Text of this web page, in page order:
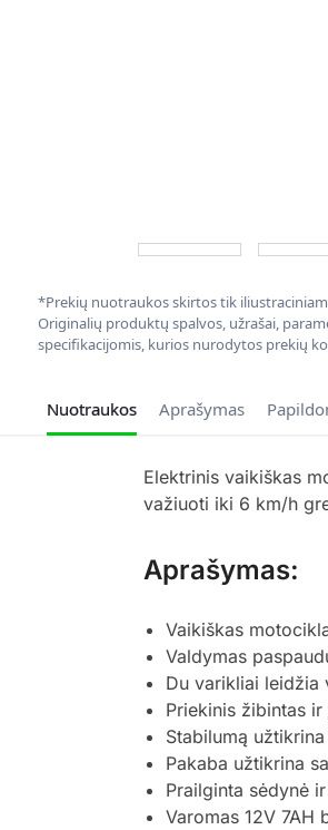
*Prekių nuotraukos skirtos tik
Originalių produktų spalvos, užrašai,
specifikacijomis, kurios nurodytos prekių
Nuotraukos Aprašymas
Elektrinis vaikiškas
važiuoti iki 6 km/h
Aprašymas:
Vaikiškas
Valdymas
Du varikliai leidžia
Priekinis žibintas
Stabilumą
Pakaba užtikrina
Prailginta sėdynė
Varomas 12V 7AH